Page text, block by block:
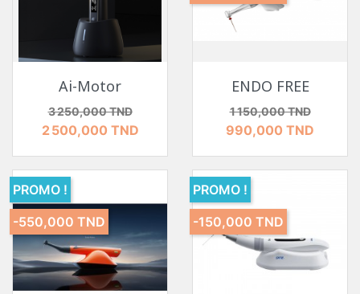
Ai-Motor
Prix de base
3 250,000 TNDPrix
2 500,000 TND
ENDO FREE
Prix de base
1 150,000 TNDPrix
990,000 TND
PROMO !
-550,000 TND
PROMO !
-150,000 TND